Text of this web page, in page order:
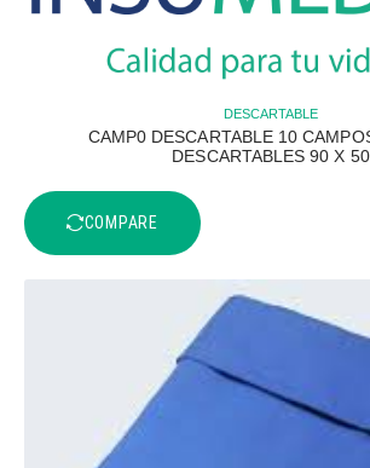
DESCARTABLE
CAMP0 DESCARTABLE 10
DESCARTABLES 90 X 50
COMPARE